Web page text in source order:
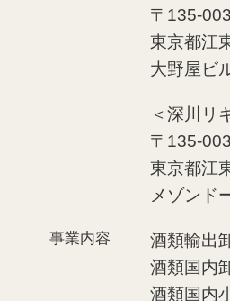
〒135-
東京都江
⼤野屋ビ
＜深川リ
〒135-
東京都江
メゾンド
事業内容
酒類輸出
酒類国内
酒類国内